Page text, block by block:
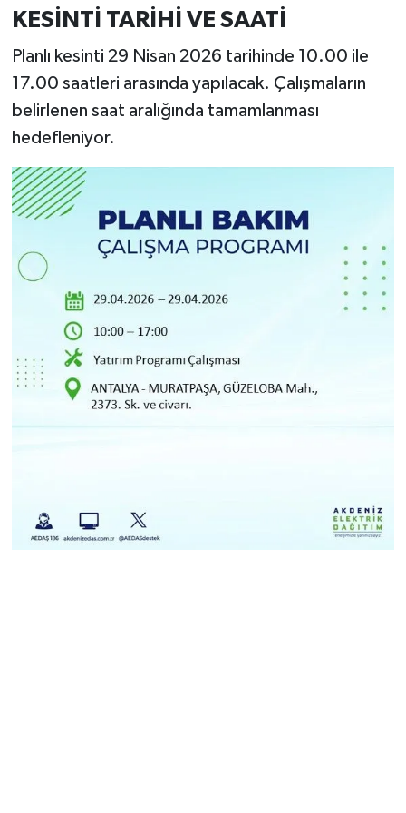
KESİNTİ TARİHİ VE SAATİ
Planlı kesinti 29 Nisan 2026 tarihinde 10.00 ile
17.00 saatleri arasında yapılacak. Çalışmaların
belirlenen saat aralığında tamamlanması
hedefleniyor.